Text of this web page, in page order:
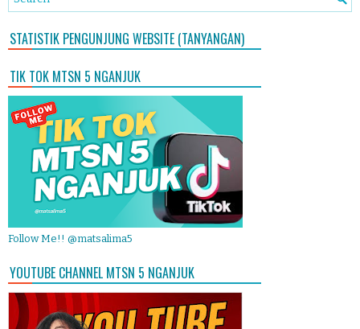
STATISTIK PENGUNJUNG WEBSITE (TANYANGAN)
TIK TOK MTSN 5 NGANJUK
Follow Me!! @matsalima5
YOUTUBE CHANNEL MTSN 5 NGANJUK